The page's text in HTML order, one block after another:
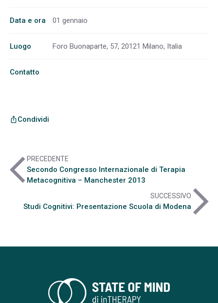
Data e ora 01 gennaio
Luogo Foro Buonaparte, 57, 20121 Milano, Italia
Contatto
ios_shareCondividi
arrow_back_iosPRECEDENTE
Secondo Congresso Internazionale di Terapia
Metacognitiva – Manchester 2013
SUCCESSIVO
Studi Cognitivi: Presentazione Scuola di Modenaarrow_forward_ios